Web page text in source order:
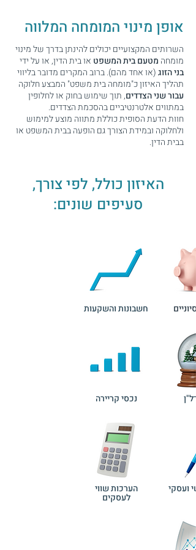
אופן מינוי המומחה המלווה
השרותים המקצועיים יכולים להינתן בדרך של מינוי
מומחה מטעם בית המשפט או בית הדין, או על ידי
בני הזוג(או אחד מהם). ברוב המקרים מדובר בליווי
תהליך האיזון כ"מומחה בית משפט" המבצע חלוקה
עבור שני הצדדים, תוך שימוש בחוק או לחלופין
במתווים אלטרנטיביים בהסכמת הצדדים.
חוות הדעת הסופית כוללת מתווה מוצע למימוש
ולחלוקה ובמידת הצורך גם הופעה בבית המשפט או
בבית הדין.
האיזון כולל, לפי צורך,
סעיפים שונים:
ועסקי
חשבונות והשקעות
נכסי קריירה
הערכות שווי
לעסקים